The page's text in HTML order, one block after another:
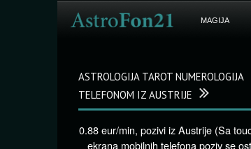
MAGIJA
ASTROLOGIJA TAROT NUMEROLOGIJA
TELEFONOM IZ AUSTRIJE
0.88 eur/min, pozivi iz Austrije (Sa
ekrana mobilnih telefona poziv se